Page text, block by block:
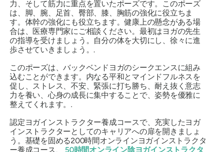
力、そして筋力に重点を置いたポーズです。このポーズ
は、脚、腕、足首、臀部、膝、胸筋の強化に役立ちま
す。体幹の強化にも役立ちます。健康上の懸念がある場
合は、医療専門家にご相談ください。最初はヨガの先生
の指導を受けましょう。自分の体を大切にし、徐々に進
歩させていきましょう。.
このポーズは、バックベンドヨガのシークエンスに組み
込むことができます。内なる平和とマインドフルネスを
促し、ストレス、不安、緊張に打ち勝ち、耐え抜く意志
力を養い、心身の成長に集中することで、姿勢を優雅に
整えてくれます。.
認定ヨガインストラクター養成コースで、充実したヨガ
インストラクターとしてのキャリアへの扉を開きましょ
う。基礎を固める200時間オンラインヨガインストラクタ
ー養成コース、 50時間オンライン陰ヨガインストラクタ